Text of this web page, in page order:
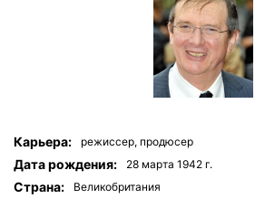
Карьера: режиссер, продюсер
Дата рождения: 28 мартa 1942 г.
Страна: Великобритания